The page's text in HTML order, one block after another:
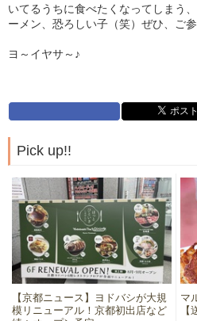
いてるうちに食べたくなってしまう
ーメン、恐ろしい子（笑）ぜひ、ご参
ヨ～イヤサ～♪
Pick up!!
【京都ニュース】ヨドバシが大規
模リニューアル！京都初出店など
マ
【